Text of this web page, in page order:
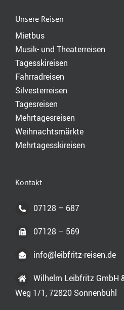
Kontakt
07128 – 687
07128 – 569
info@leibfritz-reisen.de
Wilhelm Leibfritz GmbH
Weg 1/1, 72820 Sonnenbühl
Unsere Reisen
Mietbus
Musik- und Theaterreisen
Tagesskireisen
Fahrradreisen
Silvesterreisen
Tagesreisen
Mehrtagesreisen
Weihnachtsmärkte
Mehrtagesskireisen